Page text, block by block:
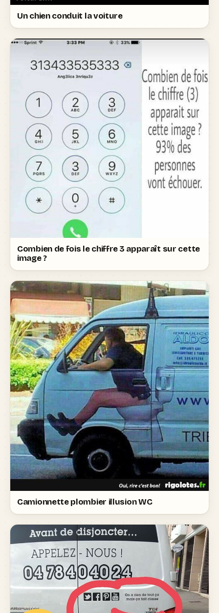
Un chien conduit la voiture
Combien de fois le chiffre 3 apparaît sur cette
image ?
Camionnette plombier illusion WC